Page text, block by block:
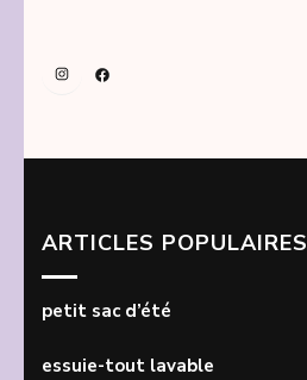
InstagramFacebook
ARTICLES POPULAIRES
petit sac d’été
essuie-tout lavable